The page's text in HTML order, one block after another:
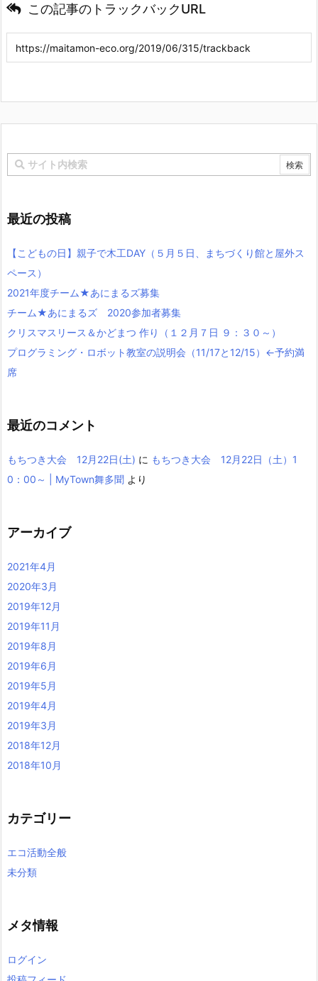
この記事のトラックバックURL
最近の投稿
【こどもの日】親子で木工DAY（５月５日、まちづくり館と屋外ス
ペース）
2021年度チーム★あにまるズ募集
チーム★あにまるズ 2020参加者募集
クリスマスリース＆かどまつ 作り（１２月７日 ９：３０～）
プログラミング・ロボット教室の説明会（11/17と12/15）←予約満
席
最近のコメント
もちつき大会 12月22日(土) に もちつき大会 12月22日（土）1
0：00～ | MyTown舞多聞 より
アーカイブ
2021年4月
2020年3月
2019年12月
2019年11月
2019年8月
2019年6月
2019年5月
2019年4月
2019年3月
2018年12月
2018年10月
カテゴリー
エコ活動全般
未分類
メタ情報
ログイン